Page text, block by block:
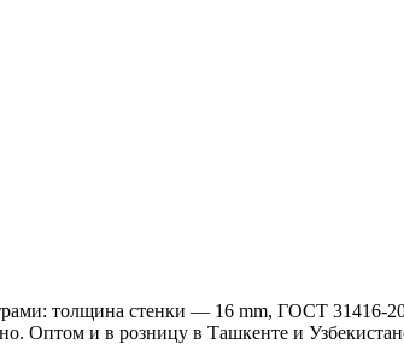
толщина стенки — 16 mm, ГОСТ 31416-
Оптом и в розницу в Ташкенте и